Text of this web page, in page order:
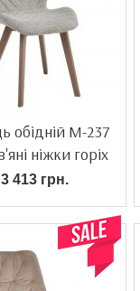
обідній M-237
ніжки горіх
3 413 грн.